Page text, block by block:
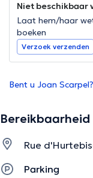
Niet beschikbaar
Laat hem/haar
boeken
Verzoek verzenden
Bent u Joan
Bereikbaarheid
Rue
Parking